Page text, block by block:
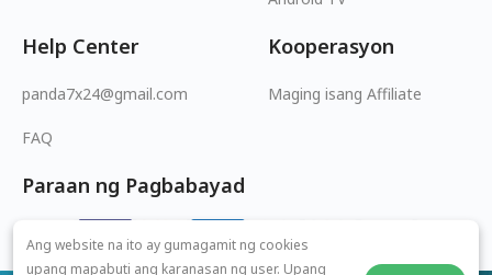
Help Center
panda7x24@gmail.com
FAQ
Kooperasyon
Maging isang Affiliate
Paraan ng Pagbabayad
Ang website na ito ay gumagamit ng cookies
upang mapabuti ang karanasan ng user. Upang